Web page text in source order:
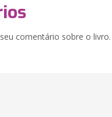
comentário sobre o livro.